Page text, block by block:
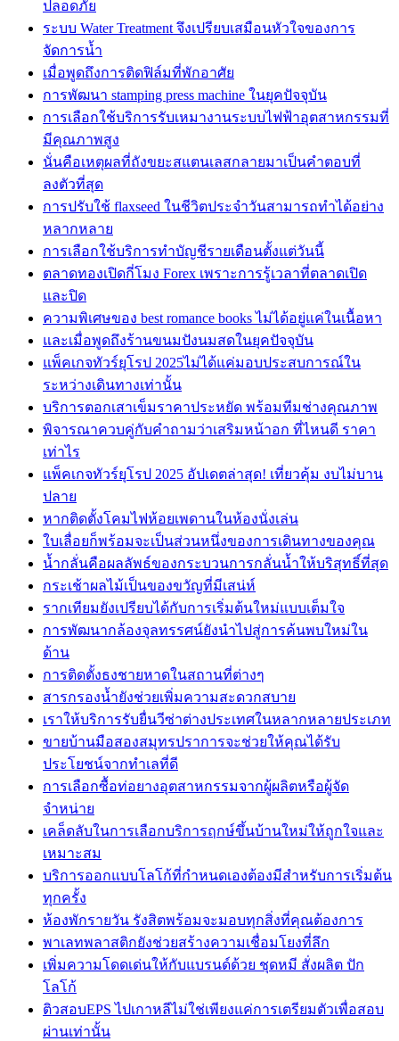
ปลอดภัย
ระบบ Water Treatment จึงเปรียบเสมือนหัวใจของการ
จัดการน้ำ
เมื่อพูดถึงการติดฟิล์มที่พักอาศัย
การพัฒนา stamping press machine ในยุคปัจจุบัน
การเลือกใช้บริการรับเหมางานระบบไฟฟ้าอุตสาหกรรมที่
มีคุณภาพสูง
นั่นคือเหตุผลที่ถังขยะสแตนเลสกลายมาเป็นคำตอบที่
ลงตัวที่สุด
การปรับใช้ flaxseed ในชีวิตประจำวันสามารถทำได้อย่าง
หลากหลาย
การเลือกใช้บริการทำบัญชีรายเดือนตั้งแต่วันนี้
ตลาดทองเปิดกี่โมง Forex เพราะการรู้เวลาที่ตลาดเปิด
และปิด
ความพิเศษของ best romance books ไม่ได้อยู่แค่ในเนื้อหา
และเมื่อพูดถึงร้านขนมปังนมสดในยุคปัจจุบัน
แพ็คเกจทัวร์ยุโรป 2025ไม่ได้แค่มอบประสบการณ์ใน
ระหว่างเดินทางเท่านั้น
บริการตอกเสาเข็มราคาประหยัด พร้อมทีมช่างคุณภาพ
พิจารณาควบคู่กับคำถามว่าเสริมหน้าอก ที่ไหนดี ราคา
เท่าไร
แพ็คเกจทัวร์ยุโรป 2025 อัปเดตล่าสุด! เที่ยวคุ้ม งบไม่บาน
ปลาย
หากติดตั้งโคมไฟห้อยเพดานในห้องนั่งเล่น
ใบเลื่อยก็พร้อมจะเป็นส่วนหนึ่งของการเดินทางของคุณ
น้ำกลั่นคือผลลัพธ์ของกระบวนการกลั่นน้ำให้บริสุทธิ์ที่สุด
กระเช้าผลไม้เป็นของขวัญที่มีเสน่ห์
รากเทียมยังเปรียบได้กับการเริ่มต้นใหม่แบบเต็มใจ
การพัฒนากล้องจุลทรรศน์ยังนำไปสู่การค้นพบใหม่ใน
ด้าน
การติดตั้งธงชายหาดในสถานที่ต่างๆ
สารกรองน้ำยังช่วยเพิ่มความสะดวกสบาย
เราให้บริการรับยื่นวีซ่าต่างประเทศในหลากหลายประเภท
ขายบ้านมือสองสมุทรปราการจะช่วยให้คุณได้รับ
ประโยชน์จากทำเลที่ดี
การเลือกซื้อท่อยางอุตสาหกรรมจากผู้ผลิตหรือผู้จัด
จำหน่าย
เคล็ดลับในการเลือกบริการฤกษ์ขึ้นบ้านใหม่ให้ถูกใจและ
เหมาะสม
บริการออกแบบโลโก้ที่กำหนดเองต้องมีสำหรับการเริ่มต้น
ทุกครั้ง
ห้องพักรายวัน รังสิตพร้อมจะมอบทุกสิ่งที่คุณต้องการ
พาเลทพลาสติกยังช่วยสร้างความเชื่อมโยงที่ลึก
เพิ่มความโดดเด่นให้กับแบรนด์ด้วย ชุดหมี สั่งผลิต ปัก
โลโก้
ติวสอบEPS ไปเกาหลีไม่ใช่เพียงแค่การเตรียมตัวเพื่อสอบ
ผ่านเท่านั้น